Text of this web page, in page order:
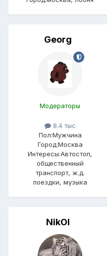
Georg
Модераторы
8.4 тыс
Пол:Мужчина
Город:Москва
Интересы:Автостоп,
общественный
транспорт, ж.д.
поездки, музыка
NikOl